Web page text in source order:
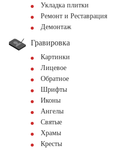
Укладка плитки
Ремонт и Реставрация
Демонтаж
Гравировка
Картинки
Лицевое
Обратное
Шрифты
Иконы
Ангелы
Святые
Храмы
Кресты